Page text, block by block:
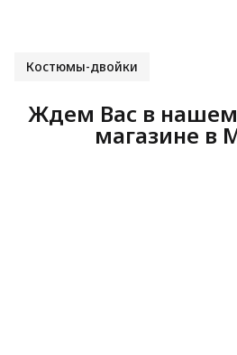
Костюмы-двойки
Ждем Вас в
магазине в